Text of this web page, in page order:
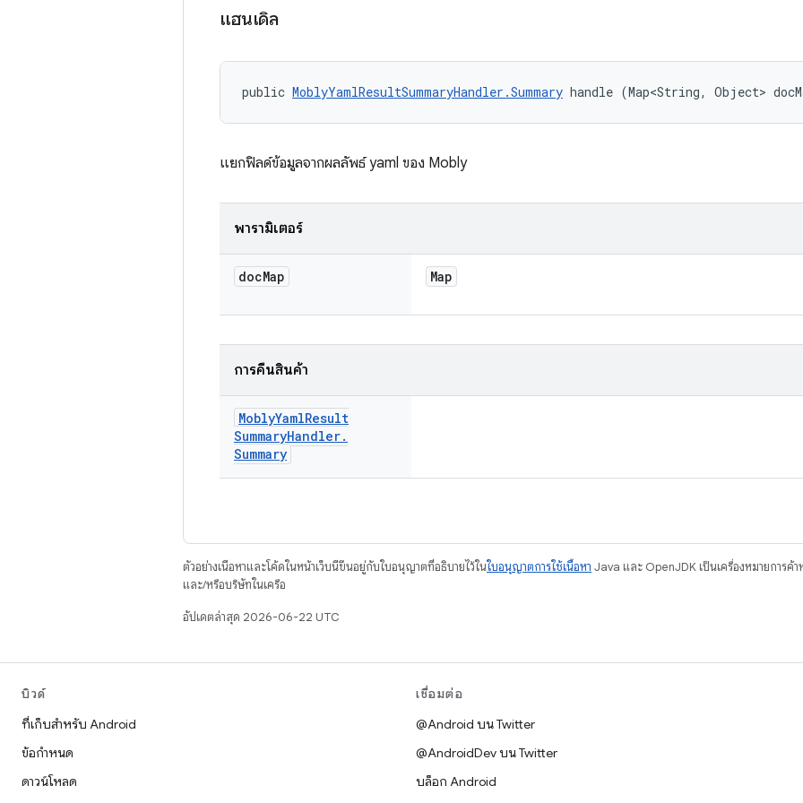
แฮนเดิล
public MoblyYamlResultSummaryHandler.Summary handle (Map<String, Object>
แยกฟิลด์ข้อมูลจากผลลัพธ์ yaml ของ Mobly
พารามิเตอร์
docMap Map
การคืนสินค้า
MoblyYamlResult
SummaryHandler.
Summary
ตัวอย่างเนื้อหาและโค้ดในหน้าเว็บนี้ขึ้นอยู่กับใบอนุญาตที่อธิบายไว้ในใบอนุญาตการใช้เนื้อหา Java และ OpenJDK เป็นเครื่องหมายการค้
และ/หรือบริษัทในเครือ
อัปเดตล่าสุด 2026-06-22 UTC
บิวด์
ที่เก็บสำหรับ Android
ข้อกำหนด
ดาวน์โหลด
เชื่อมต่อ
@Android บน Twitter
@AndroidDev บน Twitter
บล็อก Android